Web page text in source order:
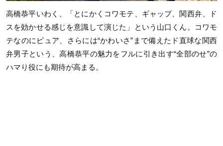
高橋恭平いわく、「とにかくコワモテ、ギャップ、関西弁、ド
スを効かせる感じを意識して演じた」という山口くん。コワモ
テなのにピュア、さらには“かわいさ”まで備えたド直球な関西
弁男子という、高橋恭平の魅力をフルに引き出す“全部のせ”の
ハマり役にも期待が高まる。